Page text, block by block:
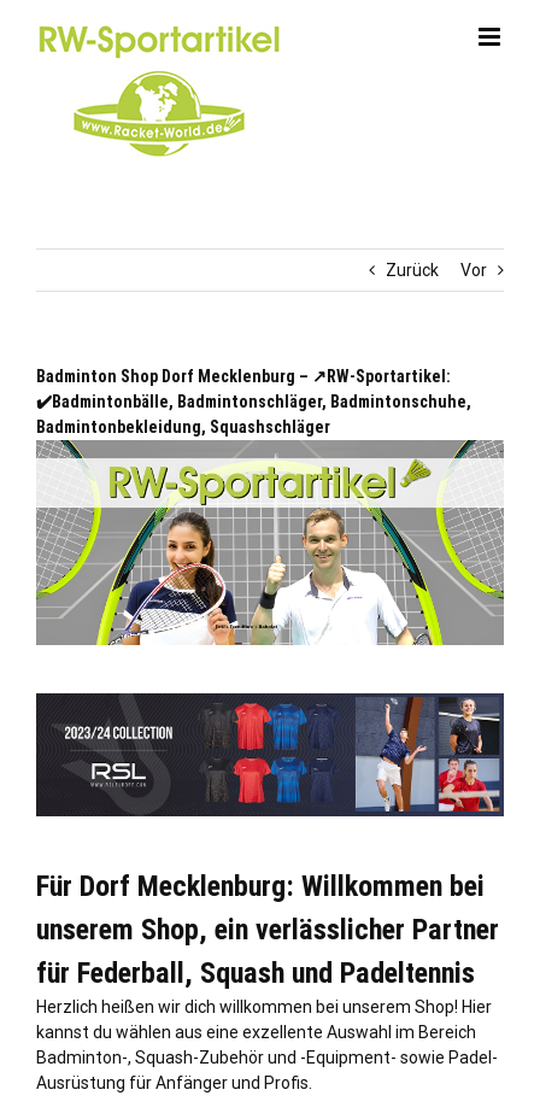
Zurück Vor
Badminton Shop Dorf Mecklenburg – ↗️RW-Sportartikel:
✔️Badmintonbälle, Badmintonschläger, Badmintonschuhe,
Badmintonbekleidung, Squashschläger
Für Dorf Mecklenburg: Willkommen bei
unserem Shop, ein verlässlicher Partner
für Federball, Squash und Padeltennis
Herzlich heißen wir dich willkommen bei unserem Shop! Hier
kannst du wählen aus eine exzellente Auswahl im Bereich
Badminton-, Squash-Zubehör und -Equipment- sowie Padel-
Ausrüstung für Anfänger und Profis.